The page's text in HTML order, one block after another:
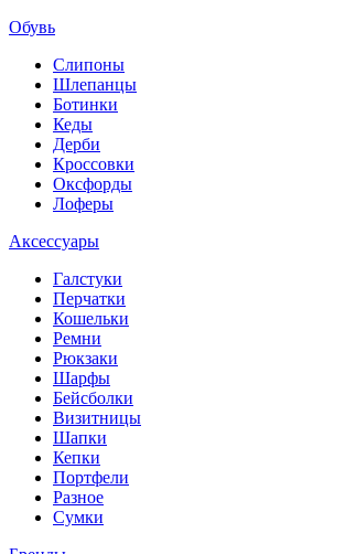
Обувь
Слипоны
Шлепанцы
Ботинки
Кеды
Дерби
Кроссовки
Оксфорды
Лоферы
Аксессуары
Галстуки
Перчатки
Кошельки
Ремни
Рюкзаки
Шарфы
Бейсболки
Визитницы
Шапки
Кепки
Портфели
Разное
Сумки